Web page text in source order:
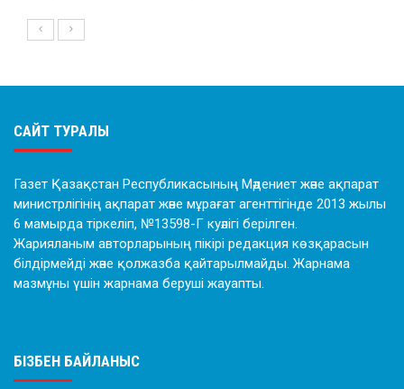
САЙТ ТУРАЛЫ
Газет Қазақстан Республикасының Мәдениет және ақпарат
министрлігінің ақпарат және мұрағат агенттігінде 2013 жылы
6 мамырда тіркеліп, №13598-Г куәлігі берілген.
Жарияланым авторларының пікірі редакция көзқарасын
білдірмейді және қолжазба қайтарылмайды. Жарнама
мазмұны үшін жарнама беруші жауапты.
БІЗБЕН БАЙЛАНЫС